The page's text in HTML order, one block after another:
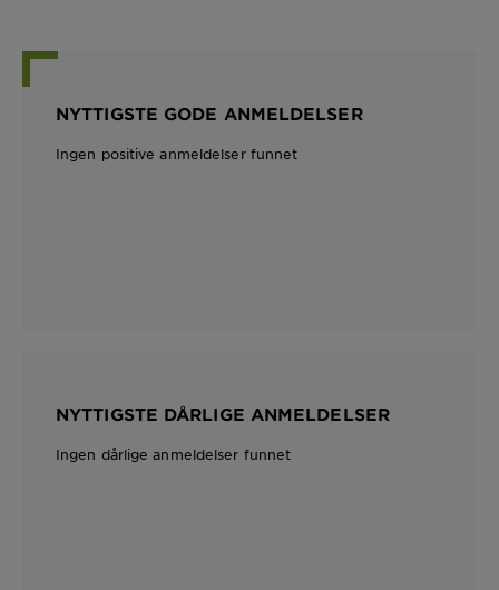
NYTTIGSTE GODE ANMELDELSER
Ingen positive anmeldelser funnet
NYTTIGSTE DÅRLIGE ANMELDELSER
Ingen dårlige anmeldelser funnet